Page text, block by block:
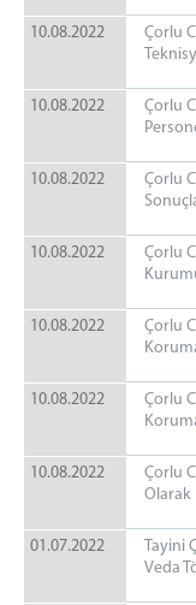
10.08.2022
Çorlu
10.08.2022
Çorlu
10.08.2022
Çorlu
10.08.2022
Çorlu
10.08.2022
Çorlu
10.08.2022
Çorlu
10.08.2022
Çorlu
Olarak
01.07.2022
Tayini
Veda